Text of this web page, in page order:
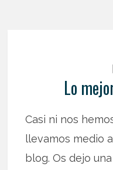
Lo
Casi ni nos
llevamos medio
blog. Os dejo